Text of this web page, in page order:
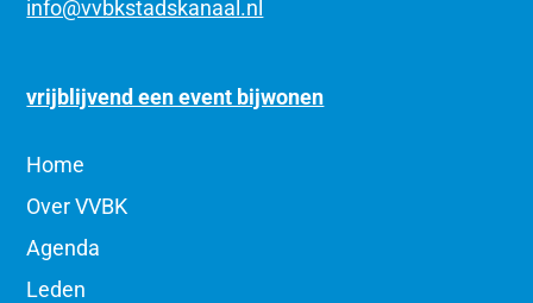
info@vvbkstadskanaal.nl
vrijblijvend een event bijwonen
Home
Over VVBK
Agenda
Leden